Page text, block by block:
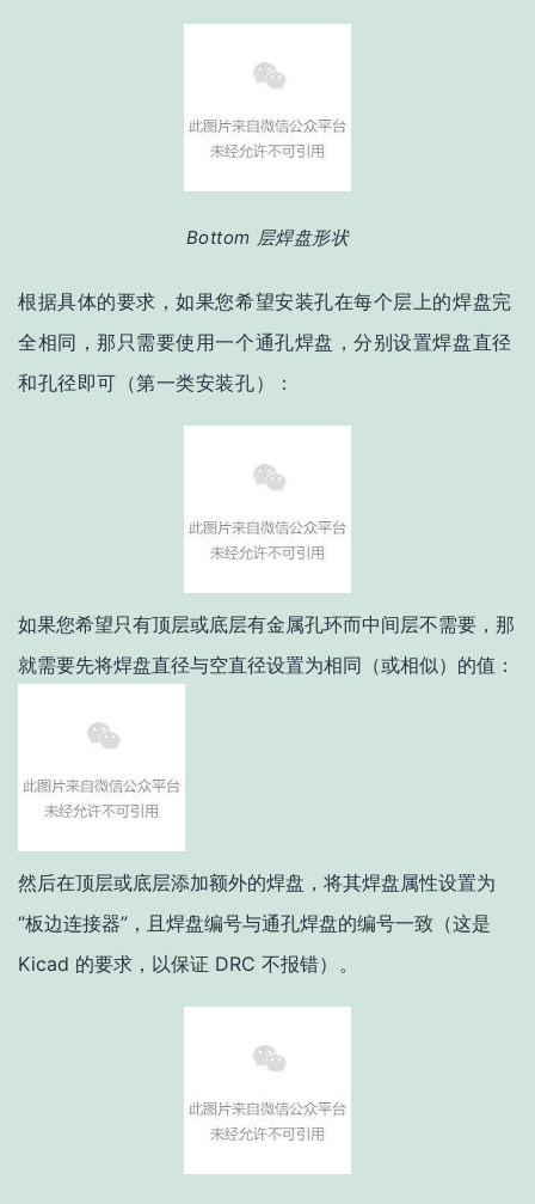
Bottom 层焊盘形状
根据具体的要求，如果您希望安装孔在每个层上的焊盘完
全相同，那只需要使用一个通孔焊盘，分别设置焊盘直径
和孔径即可（第一类安装孔）：
如果您希望只有顶层或底层有金属孔环而中间层不需要，那
就需要先将焊盘直径与空直径设置为相同（或相似）的值：
然后在顶层或底层添加额外的焊盘，将其焊盘属性设置为
“板边连接器”，且焊盘编号与通孔焊盘的编号一致（这是
Kicad 的要求，以保证 DRC 不报错）。